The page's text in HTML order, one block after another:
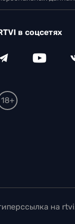
в соцсетях
18+
на